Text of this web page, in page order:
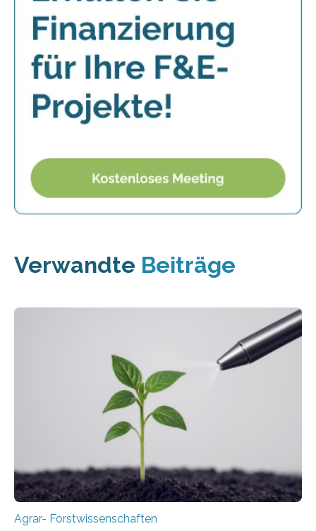
Verwandte Beiträge
Agrar- Forstwissenschaften